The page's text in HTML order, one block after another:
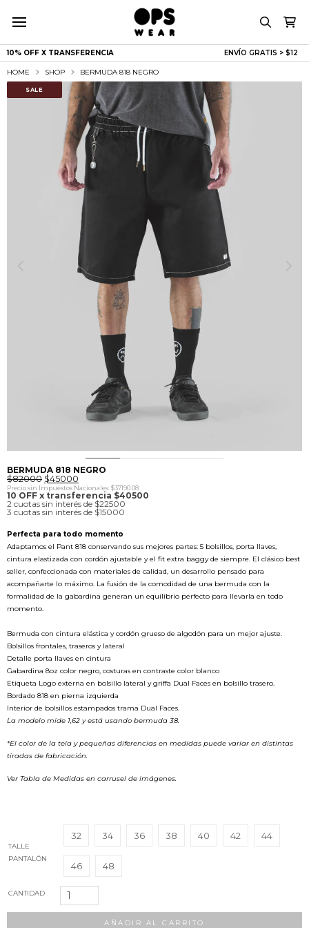
10% OFF X TRANSFERENCIA ENVÍO GRATIS > $
HOME SHOP BERMUDA 818 NEGRO
SALE
0 1 2 3 4 5 6
BERMUDA 818 NEGRO
$82000 El
precio
original
era:
$82000.
$45000
precio
actual
es:
$45000.
Precio sin Impuestos Nacionales: $37190.08
10 OFF x transferencia $40500
2 cuotas sin interés de $22500
3 cuotas sin interés de $15000
Perfecta para todo momento
Adaptamos el Pant 818 conservando sus mejores partes: 5 bolsillos, porta llaves,
cintura elastizada con cordón ajustable y el fit extra baggy de siempre. El clásico best
seller, confeccionada con materiales de calidad, un desarrollo pensado para
acompañarte lo máximo. La fusión de la comodidad de una bermuda con la
formalidad de la gabardina generan un equilibrio perfecto para llevarla en todo
momento.
Bermuda con cintura elástica y cordón grueso de algodón para un mejor ajuste.
Bolsillos frontales, traseros y lateral
Detalle porta llaves en cintura
Gabardina 8oz color negro, costuras en contraste color blanco
Etiqueta Logo externa en bolsillo lateral y griffa Dual Faces en bolsillo trasero.
Bordado 818 en pierna izquierda
Interior de bolsillos estampados trama Dual Faces.
La modelo mide 1,62 y está usando bermuda 38.
*El color de la tela y pequeñas diferencias en medidas puede variar en distintas
tiradas de fabricación.
Ver Tabla de Medidas en carrusel de imágenes.
TALLE
PANTALÓN
32 34 36 38 40 42 44
46 48
CANTIDAD
Bermuda
AÑADIR AL CARRITO